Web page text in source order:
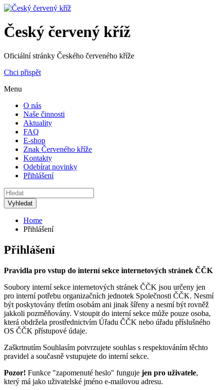
Český červený kříž
Oficiální stránky Českého červeného kříže
Chci přispět
Menu
O nás
Naše činnosti
Aktuality
FAQ
E-shop
Znak Červeného kříže
Kontakty
Odebírat novinky
Přihlášení
Home
Přihlášení
Přihlášení
Pravidla pro vstup do interní sekce internetových stránek ČČK
Soubory interní sekce internetových stránek ČČK jsou určeny jen
pro interní potřebu organizačních jednotek Společnosti ČČK. Nesmí
být poskytovány třetím osobám ani jinak šířeny a nesmí být rovněž
jakkoli pozměňovány. Vstoupit do interní sekce může pouze osoba,
která obdržela prostřednictvím Úřadu ČČK nebo úřadu příslušného
OS ČČK přístupové údaje.
Zaškrtnutím Souhlasím potvrzujete souhlas s respektováním těchto
pravidel a současně vstupujete do interní sekce.
Pozor! Funkce "zapomenuté heslo" funguje jen pro uživatele,
který má jako uživatelské jméno e-mailovou adresu.